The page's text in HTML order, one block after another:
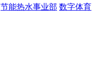
节能热水事业部 数字体育